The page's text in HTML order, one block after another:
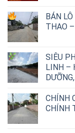
là:
tại
là:
BÁN
THAO
SIÊU
LINH –
CHÍNH
CHÍNH